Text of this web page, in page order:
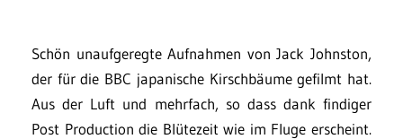
Schön unaufgeregte Aufnahmen von Jack Johnston,
der für die BBC japanische Kirschbäume gefilmt hat.
Aus der Luft und mehrfach, so dass dank findiger
Post Production die Blütezeit wie im Fluge erscheint.